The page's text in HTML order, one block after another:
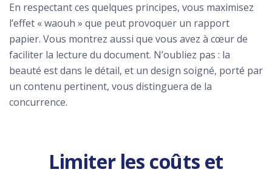
En respectant ces quelques principes, vous maximisez
l’effet « waouh » que peut provoquer un rapport
papier. Vous montrez aussi que vous avez à cœur de
faciliter la lecture du document. N’oubliez pas : la
beauté est dans le détail, et un design soigné, porté par
un contenu pertinent, vous distinguera de la
concurrence.
Limiter les coûts et